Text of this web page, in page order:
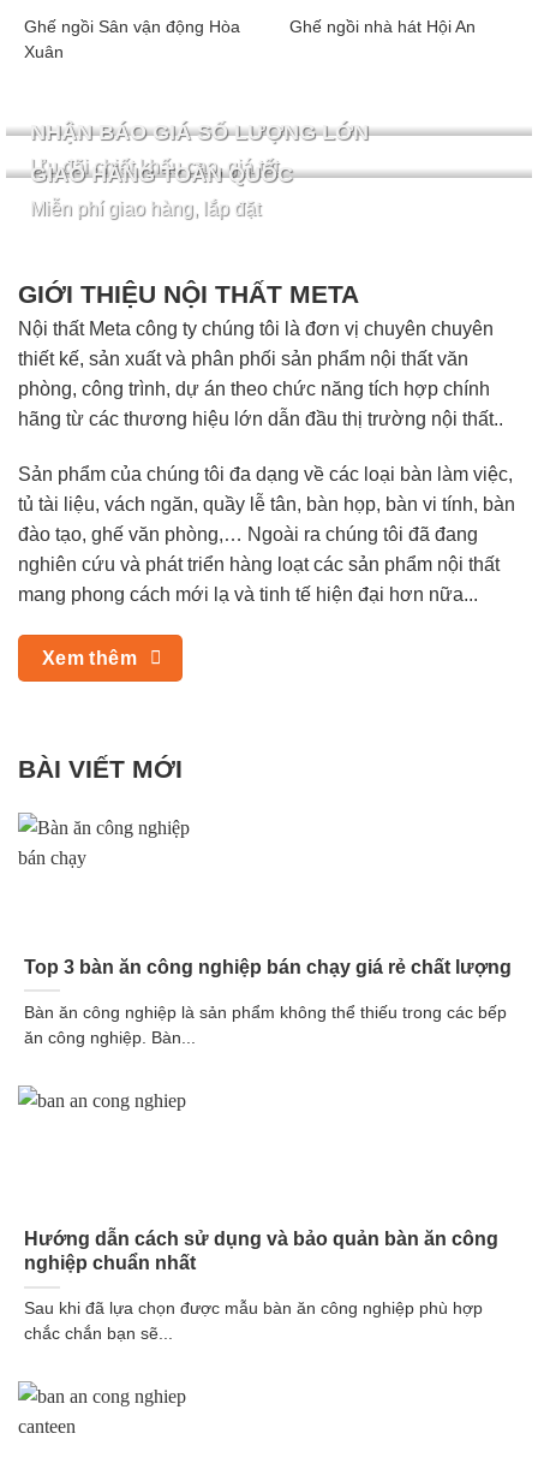
Ghế ngồi Sân vận động Hòa
Xuân
Ghế ngồi nhà hát Hội An
NHẬN BÁO GIÁ SỐ LƯỢNG LỚN
Ưu đãi chiết khấu cao, giá tốt
GIAO HÀNG TOÀN QUỐC
Miễn phí giao hàng, lắp đặt
GIỚI THIỆU NỘI THẤT META
Nội thất Meta công ty chúng tôi là đơn vị chuyên chuyên
thiết kế, sản xuất và phân phối sản phẩm nội thất văn
phòng, công trình, dự án theo chức năng tích hợp chính
hãng từ các thương hiệu lớn dẫn đầu thị trường nội thất..
Sản phẩm của chúng tôi đa dạng về các loại bàn làm việc,
tủ tài liệu, vách ngăn, quầy lễ tân, bàn họp, bàn vi tính, bàn
đào tạo, ghế văn phòng,… Ngoài ra chúng tôi đã đang
nghiên cứu và phát triển hàng loạt các sản phẩm nội thất
mang phong cách mới lạ và tinh tế hiện đại hơn nữa...
Xem thêm
BÀI VIẾT MỚI
Top 3 bàn ăn công nghiệp bán chạy giá rẻ chất lượng
Bàn ăn công nghiệp là sản phẩm không thể thiếu trong các bếp
ăn công nghiệp. Bàn...
Hướng dẫn cách sử dụng và bảo quản bàn ăn công
nghiệp chuẩn nhất
Sau khi đã lựa chọn được mẫu bàn ăn công nghiệp phù hợp
chắc chắn bạn sẽ...